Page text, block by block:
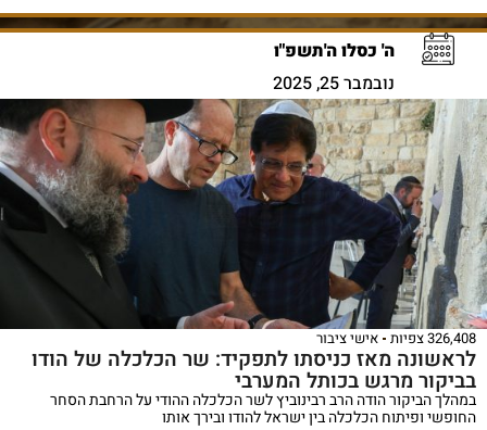
ה' כסלו ה'תשפ"ו
נובמבר 25, 2025
326,408 צפיות אישי ציבור
לראשונה מאז כניסתו לתפקיד: שר הכלכלה של הודו
בביקור מרגש בכותל המערבי
במהלך הביקור הודה הרב רבינוביץ לשר הכלכלה ההודי על הרחבת הסחר
החופשי ופיתוח הכלכלה בין ישראל להודו ובירך אותו